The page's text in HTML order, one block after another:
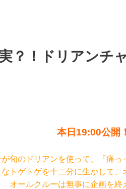
？！ドリアンチ
本日19:00公開
旬のドリアンを使って、『痛っ
トゲトゲを十二分に生かして、
オールクルーは無事に企画を終